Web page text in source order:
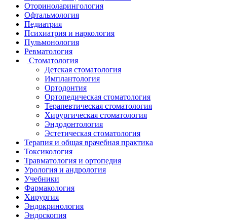
Оториноларингология
Офтальмология
Педиатрия
Психиатрия и наркология
Пульмонология
Ревматология
Стоматология
Детская стоматология
Имплантология
Ортодонтия
Ортопедическая стоматология
Терапевтическая стоматология
Хирургическая стоматология
Эндодонтология
Эстетическая стоматология
Терапия и общая врачебная практика
Токсикология
Травматология и ортопедия
Урология и андрология
Учебники
Фармакология
Хирургия
Эндокринология
Эндоскопия